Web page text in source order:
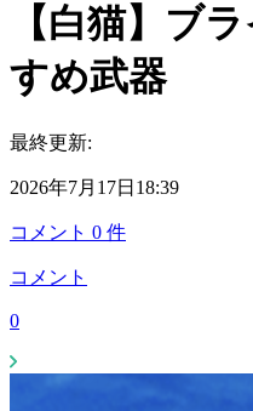
【白猫】ブ
すめ武器
最終更新:
2026年7月17日18:39
コメント 0 件
コメント
0